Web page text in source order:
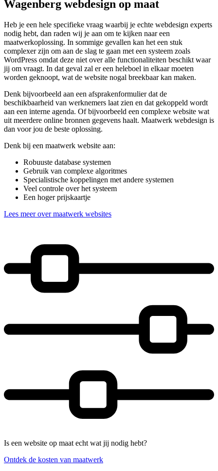
Wagenberg webdesign op maat
Heb je een hele specifieke vraag waarbij je echte webdesign experts
nodig hebt, dan raden wij je aan om te kijken naar een
maatwerkoplossing. In sommige gevallen kan het een stuk
complexer zijn om aan de slag te gaan met een systeem zoals
WordPress omdat deze niet over alle functionaliteiten beschikt waar
jij om vraagt. In dat geval zal er een heleboel in elkaar moeten
worden geknoopt, wat de website nogal breekbaar kan maken.
Denk bijvoorbeeld aan een afsprakenformulier dat de
beschikbaarheid van werknemers laat zien en dat gekoppeld wordt
aan een interne agenda. Of bijvoorbeeld een complexe website wat
uit meerdere online bronnen gegevens haalt. Maatwerk webdesign is
dan voor jou de beste oplossing.
Denk bij een maatwerk website aan:
Robuuste database systemen
Gebruik van complexe algoritmes
Specialistische koppelingen met andere systemen
Veel controle over het systeem
Een hoger prijskaartje
Lees meer over maatwerk websites
Is een website op maat echt wat jij nodig hebt?
Ontdek de kosten van maatwerk